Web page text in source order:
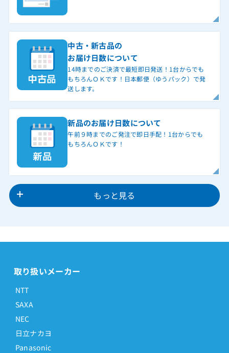
中古・新古品の
お届け日数について
14時までのご決済で最短即日発送！1台からでも
もちろんＯＫです！日本郵便（ゆうパック）で発
送します。
新品のお届け日数について
午前９時までのご発注で即日手配！1台からでも
もちろんＯＫです！
もっと見る
取り扱いメーカー
NTT
SAXA
NEC
日立ナカヨ
Panasonic